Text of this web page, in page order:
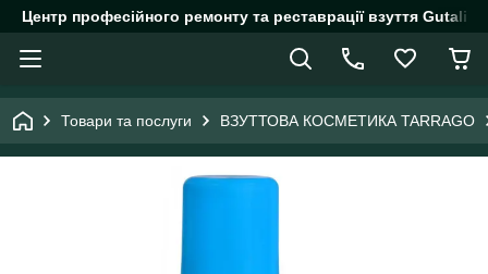
Центр професійного ремонту та реставрації взуття
Товари та послуги ВЗУТТОВА КОСМЕТИКА TARRAGO